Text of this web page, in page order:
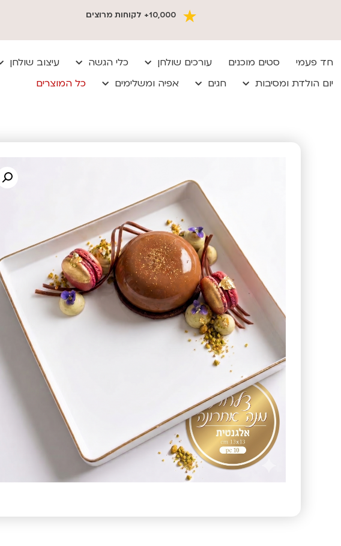
10,000+ לקוחות מרוצים
חד פעמי סטים מוכנים עורכים שולחן כלי הגשה עיצוב שולחן
יום הולדת ומסיבות
חגים אפיה ומשלימים כל המוצרים